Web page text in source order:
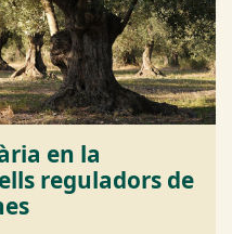
en la
reguladors de